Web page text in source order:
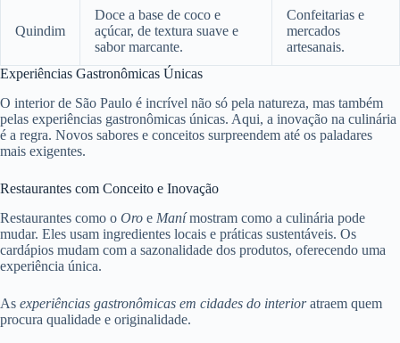
Quindim
Doce a base de coco e
açúcar, de textura suave e
sabor marcante.
Confeitarias e
mercados
artesanais.
Experiências Gastronômicas Únicas
O interior de São Paulo é incrível não só pela natureza, mas também
pelas experiências gastronômicas únicas. Aqui, a inovação na culinária
é a regra. Novos sabores e conceitos surpreendem até os paladares
mais exigentes.
Restaurantes com Conceito e Inovação
Restaurantes como o Oro e Manímostram como a culinária pode
mudar. Eles usam ingredientes locais e práticas sustentáveis. Os
cardápios mudam com a sazonalidade dos produtos, oferecendo uma
experiência única.
As experiências gastronômicas em cidades do interioratraem quem
procura qualidade e originalidade.